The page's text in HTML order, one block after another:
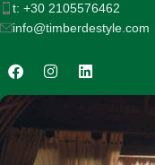
t: +30 2105576462
info@timberdestyle.com